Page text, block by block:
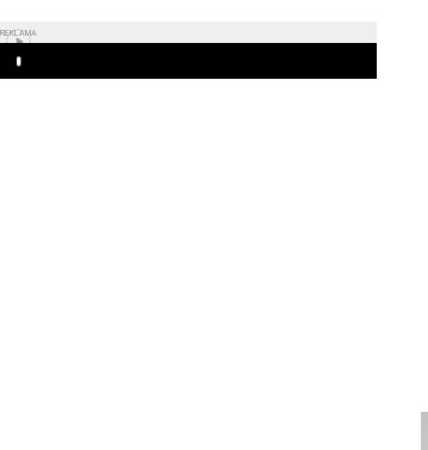
REKLAMA
Play